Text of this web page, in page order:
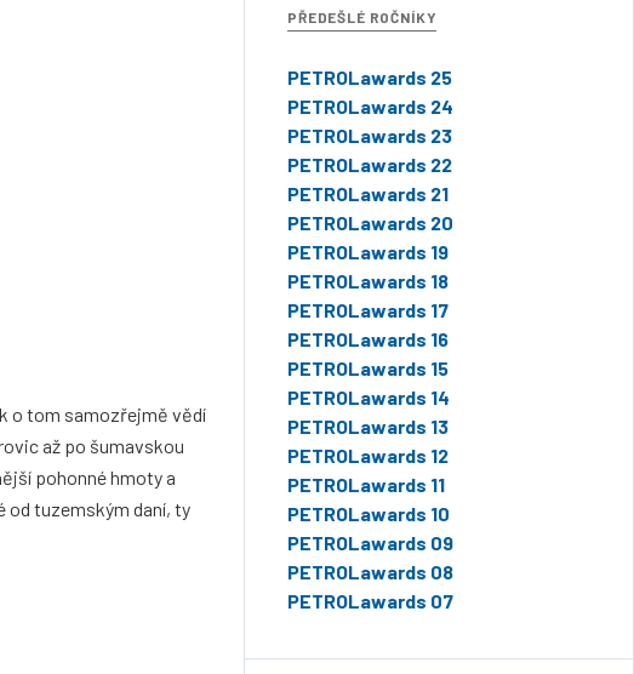
o tom samozřejmě vědí
až po šumavskou
pohonné hmoty a
od tuzemským daní, ty
PŘEDEŠLÉ ROČNÍKY
PETROLawards 25
PETROLawards 24
PETROLawards 23
PETROLawards 22
PETROLawards 21
PETROLawards 20
PETROLawards 19
PETROLawards 18
PETROLawards 17
PETROLawards 16
PETROLawards 15
PETROLawards 14
PETROLawards 13
PETROLawards 12
PETROLawards 11
PETROLawards 10
PETROLawards 09
PETROLawards 08
PETROLawards 07